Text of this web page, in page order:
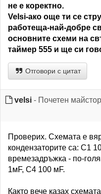
не е коректно.
Velsi-ако още ти се
работеща-най-добре
основните схеми на
таймер 555 и ще си
Отговори с цитат
velsi - Почетен майстор
Проверих. Схемата е
кондензаторите са: С1
времезадръжка - по-
1мF, C4 100 мF.
Както вече казах